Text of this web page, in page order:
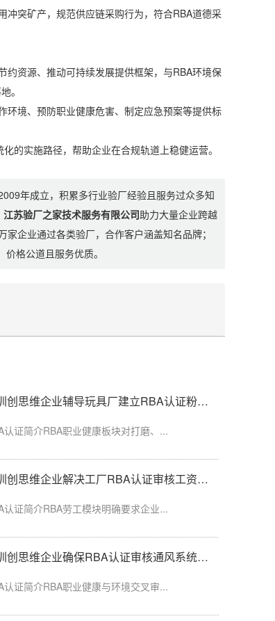
突矿产，规范供应链采购行为，符合RBA道德采
资源、推动可持续发展提供框架，与RBA环境保
。
境、预防职业健康危害、制定应急预案等提供标
实施路径，帮助企业在合规轨道上稳健运营。
年成立，积累多行业验厂经验且服务过众多知
江苏验厂之家技术服务有限公司助力大量企业跨越
家企业通过各类验厂，合作客户涵盖知名品牌；
格公道且服务优质。
认定、...
业，通...
学品、...
深圳创思维企业辅导玩具厂建立RBA认证粉尘防护体系
认证简介RBA职业健康板块对打磨、...
深圳创思维企业解决工厂RBA认证审核工资发放延迟问题
认证简介RBA劳工模块明确要求企业...
深圳创思维企业确保RBA认证审核通风系统运行记录完整
认证简介RBA职业健康与环境交叉审...